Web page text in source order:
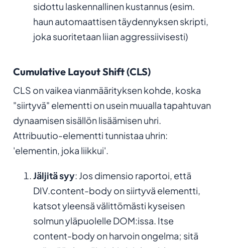
sidottu laskennallinen kustannus (esim.
haun automaattisen täydennyksen skripti,
joka suoritetaan liian aggressiivisesti)
Cumulative Layout Shift (CLS)
CLS on vaikea vianmäärityksen kohde, koska
"siirtyvä" elementti on usein muualla tapahtuvan
dynaamisen sisällön lisäämisen uhri.
Attribuutio-elementti tunnistaa uhrin:
'elementin, joka liikkui'.
Jäljitä syy: Jos dimensio raportoi, että
DIV.content-body on siirtyvä elementti,
katsot yleensä välittömästi kyseisen
solmun yläpuolelle DOM:issa. Itse
content-body on harvoin ongelma; sitä